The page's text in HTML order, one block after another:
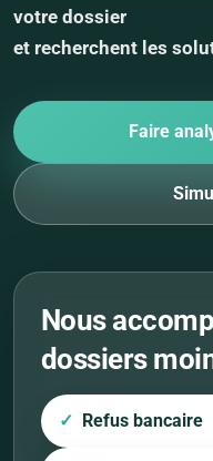
votre dossier
et recherchent les
Faire
Nous
dossiers
Refus bancaire